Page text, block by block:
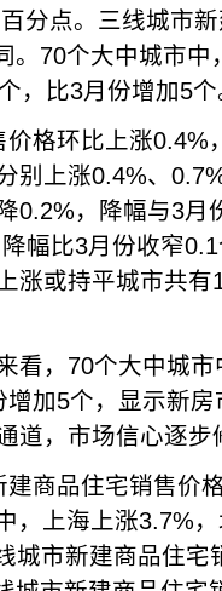
分点。三线城市
。70个大中城市
，比3月份增加5个
格环比上涨0.4%
别上涨0.4%、
0.2%，降幅与3月
幅比3月份收窄
涨或持平城市共有
看，70个大中城
加5个，显示新
道，市场信心逐步
商品住宅销售价
，上海上涨3.7%
城市新建商品住宅